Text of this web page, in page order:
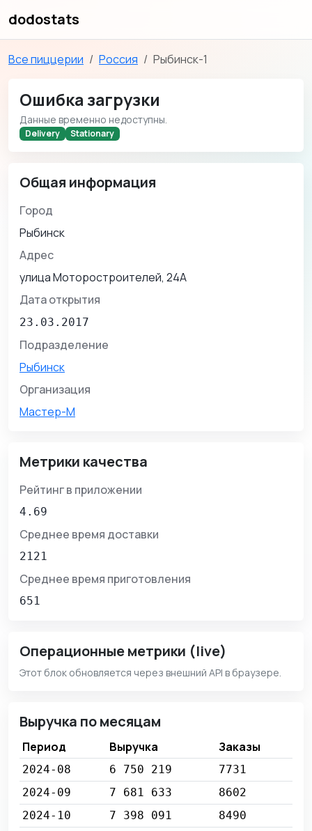
dodostats
Все пиццерии Россия Рыбинск-1
Ошибка загрузки
Данные временно недоступны.
Delivery Stationary
Общая информация
Город
Рыбинск
Адрес
улица Моторостроителей, 24А
Дата открытия
23.03.2017
Подразделение
Рыбинск
Организация
Мастер-М
Метрики качества
Рейтинг в приложении
4.69
Среднее время доставки
2121
Среднее время приготовления
651
Операционные метрики (live)
Этот блок обновляется через внешний API в браузере.
Выручка по месяцам
Период Выручка Заказы
2024-08 6 750 219
7731
2024-09
7 681 633
8602
2024-10
7 398 091
8490